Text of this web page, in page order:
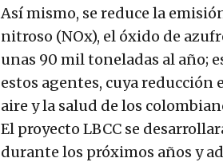
Así mismo, se reduce la
nitroso (NOx), el óxido de
unas 90 mil toneladas al año;
estos agentes, cuya
aire y la salud de los
El proyecto LBCC se
durante los próximos años y